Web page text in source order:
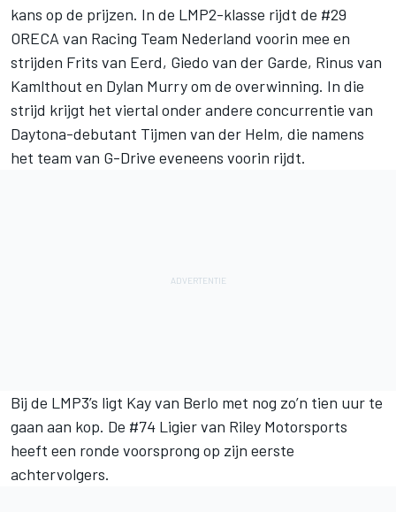
kans op de prijzen. In de LMP2-klasse rijdt de #29
ORECA van Racing Team Nederland voorin mee en
strijden Frits van Eerd, Giedo van der Garde, Rinus van
Kamlthout en Dylan Murry om de overwinning. In die
strijd krijgt het viertal onder andere concurrentie van
Daytona-debutant Tijmen van der Helm, die namens
het team van G-Drive eveneens voorin rijdt.
Bij de LMP3’s ligt Kay van Berlo met nog zo’n tien uur te
gaan aan kop. De #74 Ligier van Riley Motorsports
heeft een ronde voorsprong op zijn eerste
achtervolgers.